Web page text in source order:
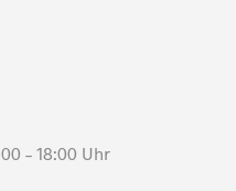
– 18:00 Uhr